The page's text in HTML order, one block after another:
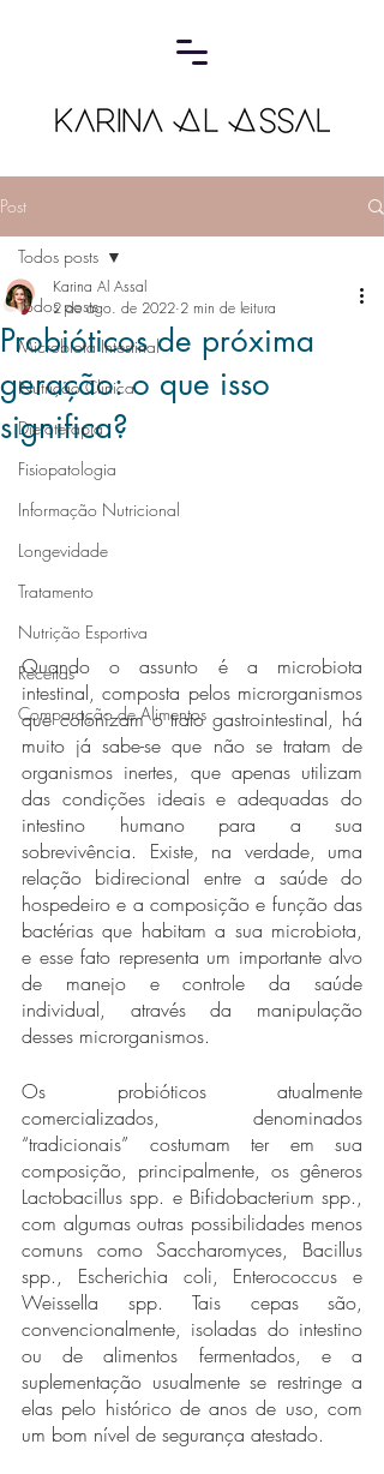
Post
Todos posts
Microbiota Intestinal
Nutrição Clínica
Dietoterapia
Fisiopatologia
Informação Nutricional
Longevidade
Tratamento
Nutrição Esportiva
Receitas
Comparação de Alimentos
Todos posts
Probióticos de próxima
geração: o que isso
significa?
Karina Al Assal
2 de ago. de 2022 2 min de leitura
Quando o assunto é a microbiota
intestinal, composta pelos microrganismos
que colonizam o trato gastrointestinal, há
muito já sabe-se que não se tratam de
organismos inertes, que apenas utilizam
das condições ideais e adequadas do
intestino humano para a sua
sobrevivência. Existe, na verdade, uma
relação bidirecional entre a saúde do
hospedeiro e a composição e função das
bactérias que habitam a sua microbiota,
e esse fato representa um importante alvo
de manejo e controle da saúde
individual, através da manipulação
desses microrganismos.
Os probióticos atualmente
comercializados, denominados
“tradicionais” costumam ter em sua
composição, principalmente, os gêneros
Lactobacillus spp. e Bifidobacterium spp.,
com algumas outras possibilidades menos
comuns como Saccharomyces, Bacillus
spp., Escherichia coli, Enterococcus e
Weissella spp. Tais cepas são,
convencionalmente, isoladas do intestino
ou de alimentos fermentados, e a
suplementação usualmente se restringe a
elas pelo histórico de anos de uso, com
um bom nível de segurança atestado.